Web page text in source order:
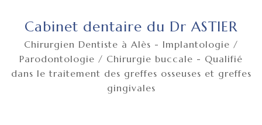
Cabinet dentaire du Dr ASTIER
Chirurgien Dentiste à Alès - Implantologie /
Parodontologie / Chirurgie buccale - Qualifié
dans le traitement des greffes osseuses et greffes
gingivales